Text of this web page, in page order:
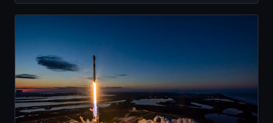
ermöglicht den Transport von über 63 Tonnen in
2018…